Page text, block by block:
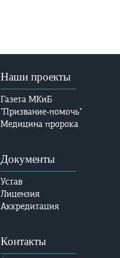
Наши проекты
Газета МКиБ
"Призвание-помочь"
Медицина пророка
Документы
Устав
Лицензия
Аккредитация
Контакты